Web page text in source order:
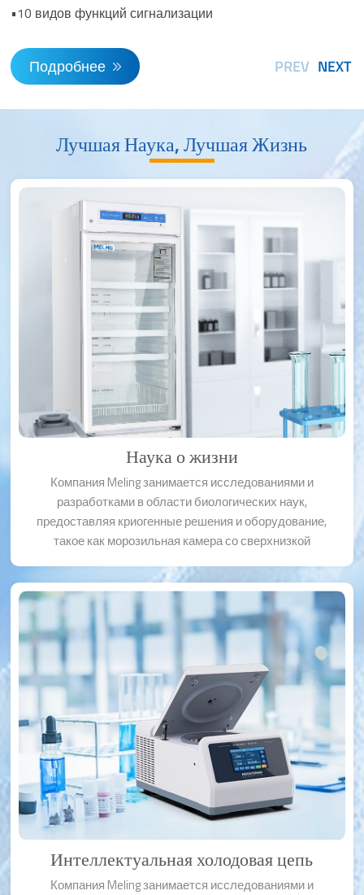
•10 видов функций сигнализации
Подробнее
Лучшая Наука, Лучшая Жизнь
Наука о жизни
Компания Meling занимается исследованиями и
разработками в области биологических наук,
предоставляя криогенные решения и оборудование,
такое как морозильная камера со сверхнизкой
холодильник, холодильник для банка крови,
контейнер с жидким азотом, расходные материалы
для лаборатории, центрифуга и т. д.
Интеллектуальная холодовая цепь
Компания Meling занимается исследованиями и